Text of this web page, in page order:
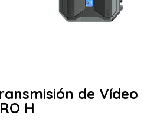
de Vídeo
H